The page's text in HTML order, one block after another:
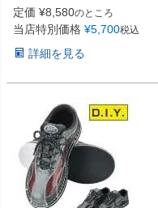
定価 ¥8,580のところ
当店特別価格 ¥5,700税込
詳細を見る